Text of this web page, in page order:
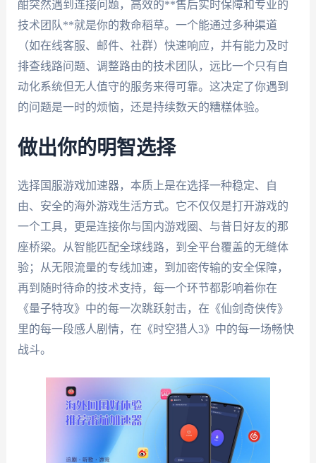
酣突然遇到连接问题，高效的**售后实时保障和专业的
技术团队**就是你的救命稻草。一个能通过多种渠道
（如在线客服、邮件、社群）快速响应，并有能力及时
排查线路问题、调整路由的技术团队，远比一个只有自
动化系统但无人值守的服务来得可靠。这决定了你遇到
的问题是一时的烦恼，还是持续数天的糟糕体验。
做出你的明智选择
选择国服游戏加速器，本质上是在选择一种稳定、自
由、安全的海外游戏生活方式。它不仅仅是打开游戏的
一个工具，更是连接你与国内游戏圈、与昔日好友的那
座桥梁。从智能匹配全球线路，到全平台覆盖的无缝体
验；从无限流量的专线加速，到加密传输的安全保障，
再到随时待命的技术支持，每一个环节都影响着你在
《量子特攻》中的每一次跳跃射击，在《仙剑奇侠传》
里的每一段感人剧情，在《时空猎人3》中的每一场畅快
战斗。